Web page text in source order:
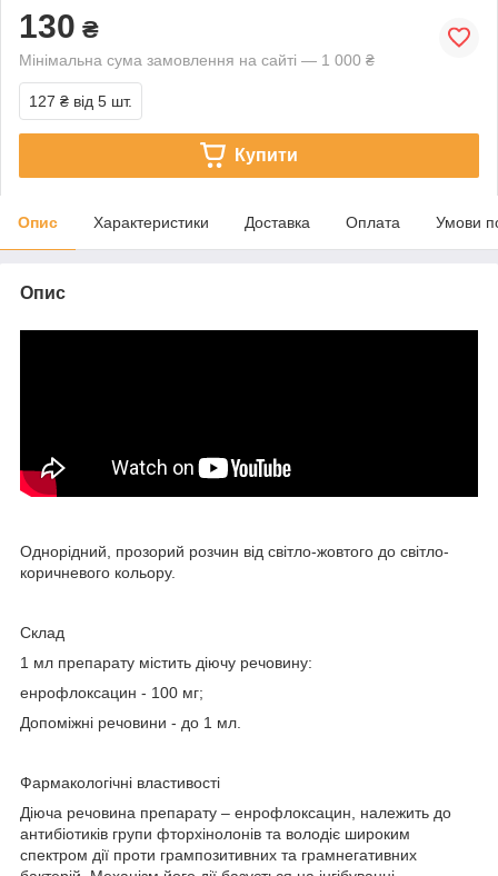
130 ₴
Мінімальна сума замовлення на сайті — 1 000 ₴
127 ₴ від 5 шт.
Купити
Опис Характеристики Доставка Оплата Умови
Опис
Однорідний, прозорий розчин від світло-жовтого до світло-
коричневого кольору.
Склад
1 мл препарату містить діючу речовину:
енрофлоксацин - 100 мг;
Допоміжні речовини - до 1 мл.
Фармакологічні властивості
Діюча речовина препарату – енрофлоксацин, належить до
антибіотиків групи фторхінолонів та володіє широким
спектром дії проти грампозитивних та грамнегативних